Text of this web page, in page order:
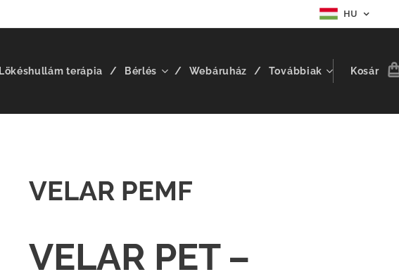
HU
Lökéshullám terápia Bérlés Webáruház Továbbiak Kosár
VELAR PEMF
VELAR PET –